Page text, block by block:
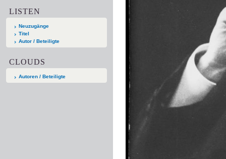
LISTEN
Neuzugänge
Titel
Autor / Beteiligte
CLOUDS
Autoren / Beteiligte